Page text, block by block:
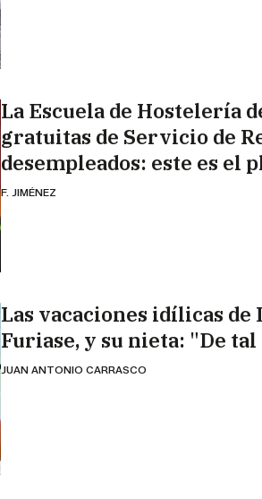
La Escuela de Hostelería
gratuitas de Servicio de
desempleados: este es el
F. JIMÉNEZ
Las vacaciones idílicas
Furiase, y su nieta: "De tal
JUAN ANTONIO CARRASCO